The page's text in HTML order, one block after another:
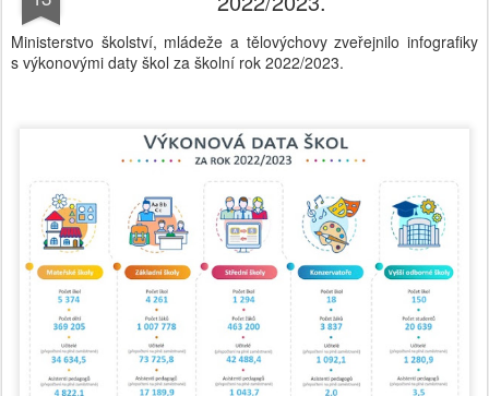
Ministerstvo školství, mládeže a tělovýchovy zveřejnilo infografiky
s výkonovými daty škol za školní rok 2022/2023.